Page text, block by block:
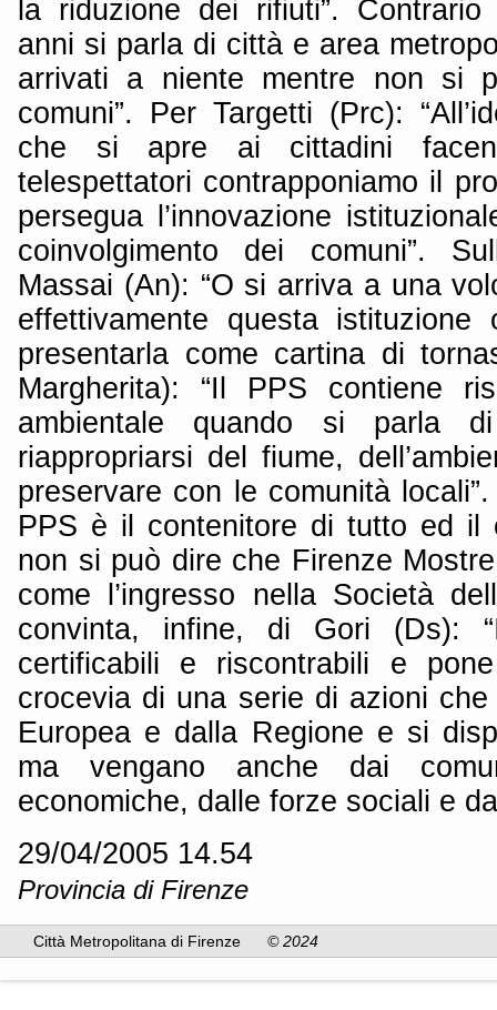
la riduzione dei rifiuti”.
anni si parla di città e area
arrivati a niente mentre non si
comuni”. Per Targetti (Prc):
che si apre ai cittadini
telespettatori contrapponiamo il
persegua l’innovazione
coinvolgimento dei comuni”.
Massai (An): “O si arriva a una
effettivamente questa
presentarla come cartina di
Margherita): “Il PPS contiene
ambientale quando si parla
riappropriarsi del fiume,
preservare con le comunità
PPS è il contenitore di tutto ed il
non si può dire che Firenze
come l’ingresso nella Società
convinta, infine, di Gori (Ds):
certificabili e riscontrabili e
crocevia di una serie di azioni che
Europea e dalla Regione e si
ma vengano anche dai
economiche, dalle forze sociali e
29/04/2005 14.54
Provincia di Firenze
Città Metropolitana di Firenze © 2024